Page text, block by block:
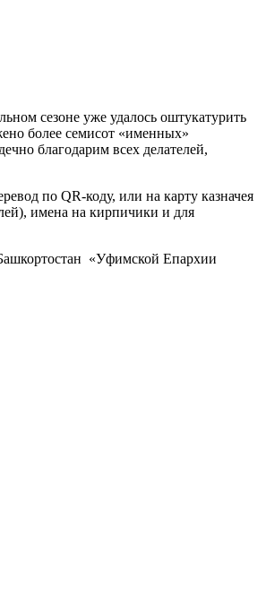
сезоне уже удалось оштукатурить
более семисот «именных»
благодарим всех делателей,
по QR-коду, или на карту казначея
имена на кирпичики и для
«Уфимской Епархии